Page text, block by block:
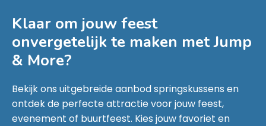
Klaar om jouw feest
onvergetelijk te maken metJump
& More?
Bekijk ons uitgebreide aanbod springskussens en
ontdek de perfecte attractie voor jouw feest,
evenement of buurtfeest. Kies jouw favoriet en